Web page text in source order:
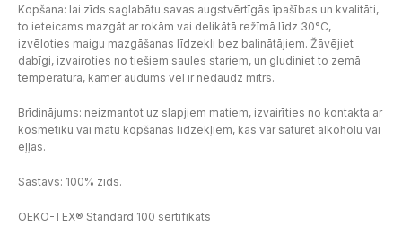
Kopšana: lai zīds saglabātu savas augstvērtīgās īpašības un kvalitāti,
to ieteicams mazgāt ar rokām vai delikātā režīmā līdz 30°C,
izvēloties maigu mazgāšanas līdzekli bez balinātājiem. Žāvējiet
dabīgi, izvairoties no tiešiem saules stariem, un gludiniet to zemā
temperatūrā, kamēr audums vēl ir nedaudz mitrs.
Brīdinājums: neizmantot uz slapjiem matiem, izvairīties no kontakta ar
kosmētiku vai matu kopšanas līdzekļiem, kas var saturēt alkoholu vai
eļļas.
Sastāvs: 100% zīds.
OEKO-TEX® Standard 100 sertifikāts